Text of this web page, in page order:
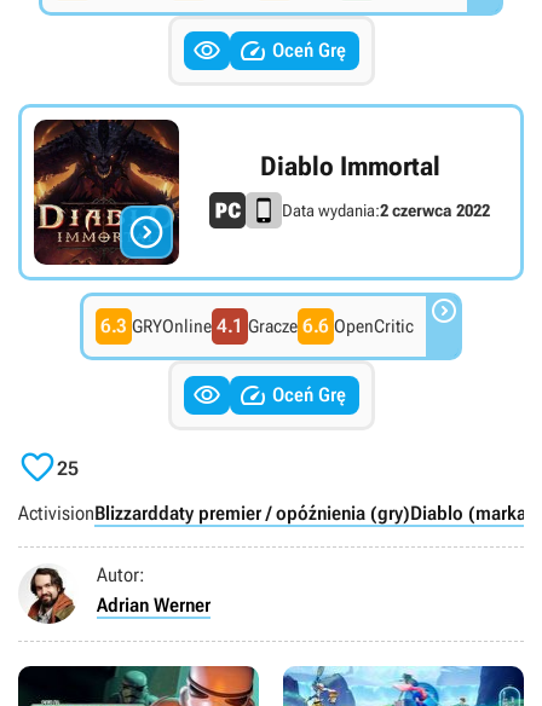
  Oceń Grę

Diablo Immortal
Data wydania:2 czerwca 2022
6.3 GRYOnline 4.1 Gracze 6.6 OpenCritic 
  Oceń Grę
25
ActivisionBlizzarddaty premier / opóźnienia (gry)Diablo (marka)
Autor:
Adrian Werner